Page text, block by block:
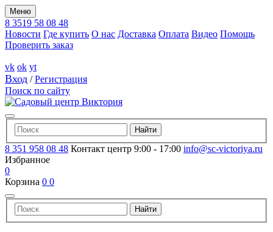
Меню
8 3519 58 08 48
Новости Где купить О нас Доставка Оплата Видео Помощь
Проверить заказ
vk ok yt
Вход /Регистрация
Поиск по сайту
8 351 958 08 48 Контакт центр 9:00 - 17:00 info@sc-victoriya.ru
Избранное
0
Корзина 0 0